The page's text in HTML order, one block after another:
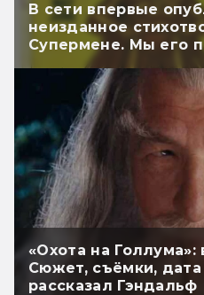
В сети впервые
неизданное
Супермене. Мы его
«Охота на Голлума»:
Сюжет, съёмки,
рассказал Гэндальф